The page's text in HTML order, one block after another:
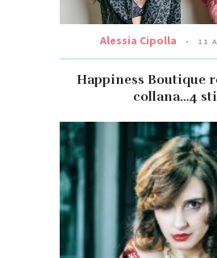
Alessia Cipolla 11
Happiness Boutique
collana…4